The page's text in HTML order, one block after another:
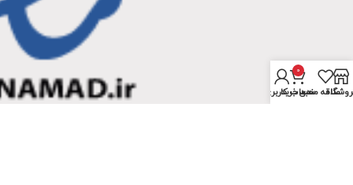
علاقه مندی
0
سبد خرید
حساب کاربری من